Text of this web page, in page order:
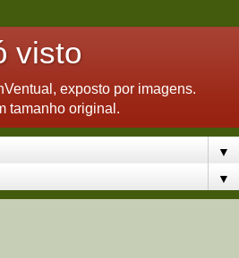
visto
exposto por imagens.
tamanho original.
▼
▼